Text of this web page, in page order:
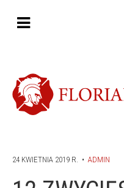
24 KWIETNIA 2019 R. • ADMIN